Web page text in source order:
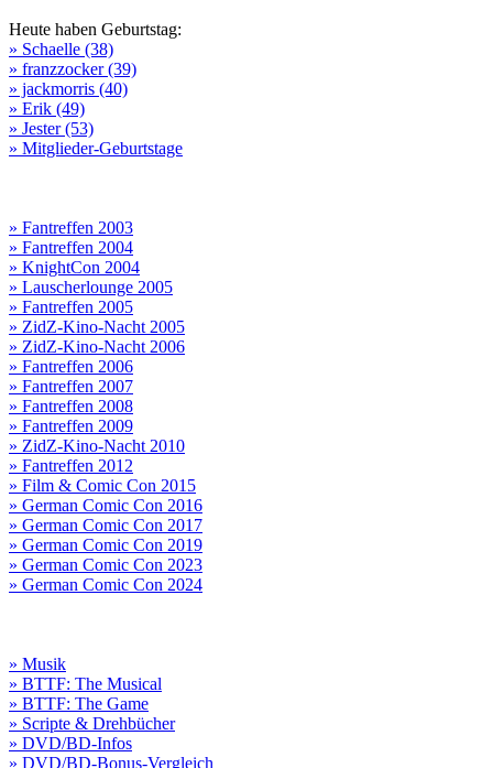
Heute haben Geburtstag:
» Schaelle (38)
» franzzocker (39)
» jackmorris (40)
» Erik (49)
» Jester (53)
» Mitglieder-Geburtstage
» Fantreffen 2003
» Fantreffen 2004
» KnightCon 2004
» Lauscherlounge 2005
» Fantreffen 2005
» ZidZ-Kino-Nacht 2005
» ZidZ-Kino-Nacht 2006
» Fantreffen 2006
» Fantreffen 2007
» Fantreffen 2008
» Fantreffen 2009
» ZidZ-Kino-Nacht 2010
» Fantreffen 2012
» Film & Comic Con 2015
» German Comic Con 2016
» German Comic Con 2017
» German Comic Con 2019
» German Comic Con 2023
» German Comic Con 2024
» Musik
» BTTF: The Musical
» BTTF: The Game
» Scripte & Drehbücher
» DVD/BD-Infos
» DVD/BD-Bonus-Vergleich